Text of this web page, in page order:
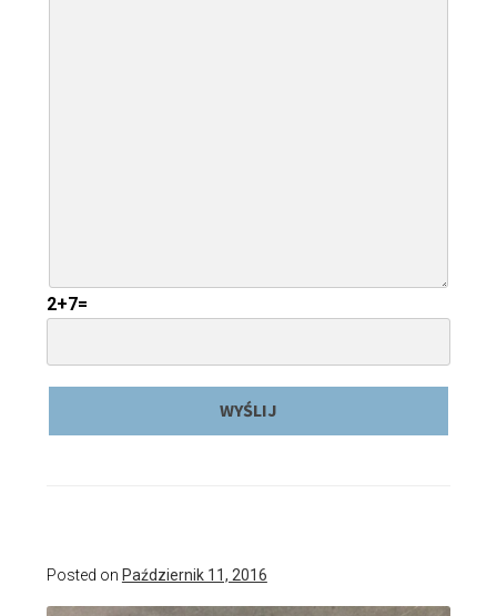
2+7=
Posted on Październik 11, 2016